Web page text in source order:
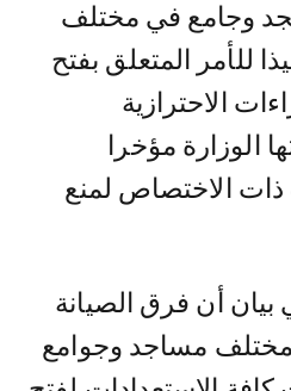
ألف مسجد وجامع في مختلف
للأمر المتعلق بفتح
الاحترازية
الوزارة مؤخرا
ذات الاختصاص لمنع
أن فرق الصيانة
مساجد وجوامع